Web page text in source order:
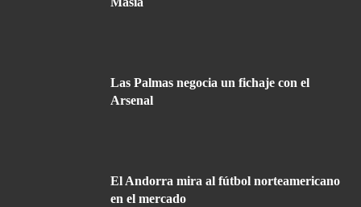
Las Palmas negocia un fichaje con el
Arsenal
El Andorra mira al fútbol norteamericano
en el mercado